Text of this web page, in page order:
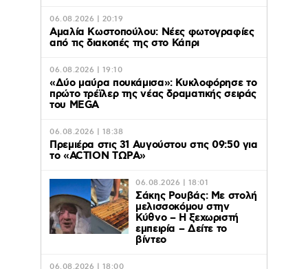
06.08.2026 | 20:19
Αμαλία Κωστοπούλου: Νέες φωτογραφίες
από τις διακοπές της στο Κάπρι
06.08.2026 | 19:10
«Δύο μαύρα πουκάμισα»: Κυκλοφόρησε το
πρώτο τρέϊλερ της νέας δραματικής σειράς
του MEGA
06.08.2026 | 18:38
Πρεμιέρα στις 31 Αυγούστου στις 09:50 για
το «ACTION ΤΩΡΑ»
06.08.2026 | 18:01
Σάκης Ρουβάς: Με στολή
μελισσοκόμου στην
Κύθνο – Η ξεχωριστή
εμπειρία – Δείτε το
βίντεο
06.08.2026 | 18:00